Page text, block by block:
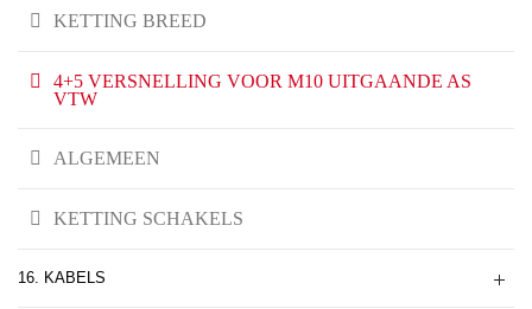
KETTING BREED
4+5 VERSNELLING VOOR M10 UITGAANDE AS
VTW
ALGEMEEN
KETTING SCHAKELS
16. KABELS